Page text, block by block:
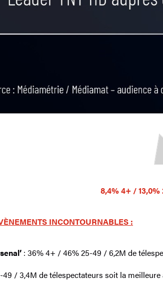
8,4% 4+ / 13,0%
INCONTOURNABLES :
: 36% 4+ / 46% 25-49 / 6,2M de
49 / 3,4M de télespectateurs soit la